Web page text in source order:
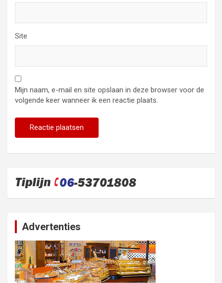
Site
Mijn naam, e-mail en site opslaan in deze browser voor de
volgende keer wanneer ik een reactie plaats.
Advertenties